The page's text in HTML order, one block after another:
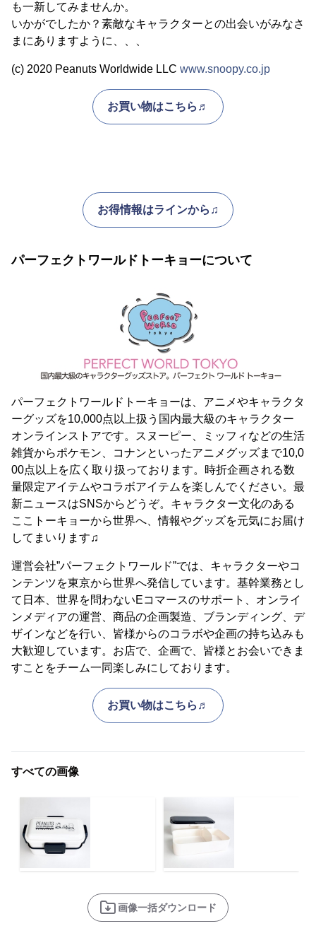
も一新してみませんか。
いかがでしたか？素敵なキャラクターとの出会いがみなさ
まにありますように、、、
(c) 2020 Peanuts Worldwide LLC www.snoopy.co.jp
お買い物はこちら♬
お得情報はラインから♫
パーフェクトワールドトーキョーについて
パーフェクトワールドトーキョーは、アニメやキャラクタ
ーグッズを10,000点以上扱う国内最大級のキャラクター
オンラインストアです。スヌーピー、ミッフィなどの生活
雑貨からポケモン、コナンといったアニメグッズまで10,0
00点以上を広く取り扱っております。時折企画される数
量限定アイテムやコラボアイテムを楽しんでください。最
新ニュースはSNSからどうぞ。キャラクター文化のある
ここトーキョーから世界へ、情報やグッズを元気にお届け
してまいります♫
運営会社”パーフェクトワールド”では、キャラクターやコ
ンテンツを東京から世界へ発信しています。基幹業務とし
て日本、世界を問わないEコマースのサポート、オンライ
ンメディアの運営、商品の企画製造、ブランディング、デ
ザインなどを行い、皆様からのコラボや企画の持ち込みも
大歓迎しています。お店で、企画で、皆様とお会いできま
すことをチーム一同楽しみにしております。
お買い物はこちら♬
すべての画像
画像一括ダウンロード